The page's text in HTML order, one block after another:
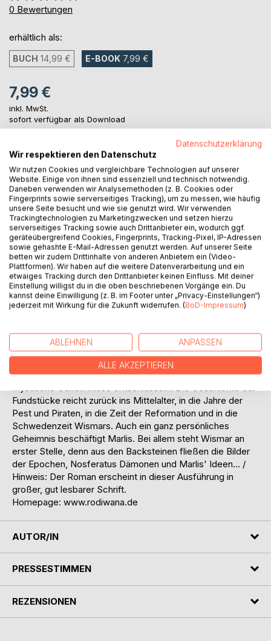
0%
0 Bewertungen
erhältlich als:
BUCH 14,99 € E-BOOK 7,99 €
7,99 €
inkl. MwSt.
sofort verfügbar als Download
IN DEN WARENKORB
Auf die Merkliste
Titel bewerten
BESCHREIBUNG
Sie wurde gerufen, weil sie die beste Kryptologin und
Archäologin Norddeutschland ist. Aber wie sie mit ihrem
neuen Kollegen Sven Klempow umgehen soll, das weiß
Marlis Lindenkamp nicht. Sie muss in Wismar gleich zwei
Fundstücke reicht zurück ins Mittelalter, in die Jahre der
Pest und Piraten, in die Zeit der Reformation und in die
Schwedenzeit Wismars. Auch ein ganz persönliches
Geheimnis beschäftigt Marlis. Bei allem steht Wismar an
erster Stelle, denn aus den Backsteinen fließen die Bilder
der Epochen, Nosferatus Dämonen und Marlis' Ideen... /
Hinweis: Der Roman erscheint in dieser Ausführung in
großer, gut lesbarer Schrift.
Homepage: www.rodiwana.de
AUTOR/IN
PRESSESTIMMEN
REZENSIONEN
Datenschutzerklärung
Wir respektieren den Datenschutz
Wir nutzen Cookies und vergleichbare Technologien auf unserer
Website. Einige von ihnen sind essenziell und technisch notwendig.
Daneben verwenden wir Analysemethoden (z. B. Cookies oder
Fingerprints sowie serverseitiges Tracking), um zu messen, wie häufig
unsere Seite besucht und wie sie genutzt wird. Wir verwenden
Trackingtechnologien zu Marketingzwecken und setzen hierzu
serverseitiges Tracking sowie auch Drittanbieter ein, wodurch ggf.
geräteübergreifend Cookies, Fingerprints, Tracking-Pixel, IP-Adressen
sowie gehashte E-Mail-Adressen genutzt werden. Auf unserer Seite
betten wir zudem Drittinhalte von anderen Anbietern ein (Video-
Plattformen). Wir haben auf die weitere Datenverarbeitung und ein
etwaiges Tracking durch den Drittanbieter keinen Einfluss. Mit deiner
Einstellung willigst du in die oben beschriebenen Vorgänge ein. Du
kannst deine Einwilligung (z. B. im Footer unter „Privacy-Einstellungen“)
jederzeit mit Wirkung für die Zukunft widerrufen. (BoD-Impressum)
ABLEHNEN ANPASSEN
ALLE AKZEPTIEREN